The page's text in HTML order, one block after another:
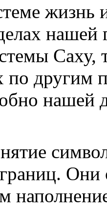
жизнь
нашей
Саху,
по другим
нашей
Они